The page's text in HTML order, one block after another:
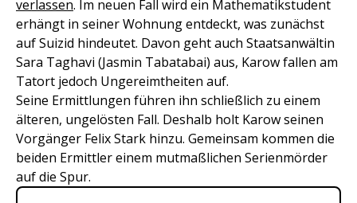
verlassen. Im neuen Fall wird ein Mathematikstudent
erhängt in seiner Wohnung entdeckt, was zunächst
auf Suizid hindeutet. Davon geht auch Staatsanwältin
Sara Taghavi (Jasmin Tabatabai) aus, Karow fallen am
Tatort jedoch Ungereimtheiten auf.
Seine Ermittlungen führen ihn schließlich zu einem
älteren, ungelösten Fall. Deshalb holt Karow seinen
Vorgänger Felix Stark hinzu. Gemeinsam kommen die
beiden Ermittler einem mutmaßlichen Serienmörder
auf die Spur.